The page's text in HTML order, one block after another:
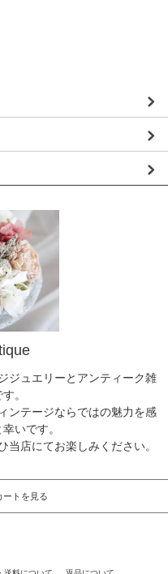
ジュエリーとアンティーク雑
。
ンテージならではの魅力を感
いです。
当店にてお楽しみください。
ートを見る